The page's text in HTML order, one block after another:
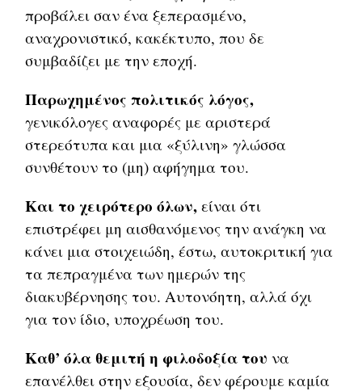
προβάλει σαν ένα ξεπερασμένο,
αναχρονιστικό, κακέκτυπο, που δε
συμβαδίζει με την εποχή.
Παρωχημένος πολιτικός λόγος,
γενικόλογες αναφορές με αριστερά
στερεότυπα και μια «ξύλινη» γλώσσα
συνθέτουν το (μη) αφήγημα του.
Και το χειρότερο όλων, είναι ότι
επιστρέφει μη αισθανόμενος την ανάγκη να
κάνει μια στοιχειώδη, έστω, αυτοκριτική για
τα πεπραγμένα των ημερών της
διακυβέρνησης του. Αυτονόητη, αλλά όχι
για τον ίδιο, υποχρέωση του.
Καθ’ όλα θεμιτή η φιλοδοξία τουνα
επανέλθει στην εξουσία, δεν φέρουμε καμία